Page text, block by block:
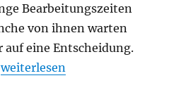
Bearbeitungszeiten
von ihnen warten
auf eine Entscheidung.
„Protest von Refugees in
weiterlesen